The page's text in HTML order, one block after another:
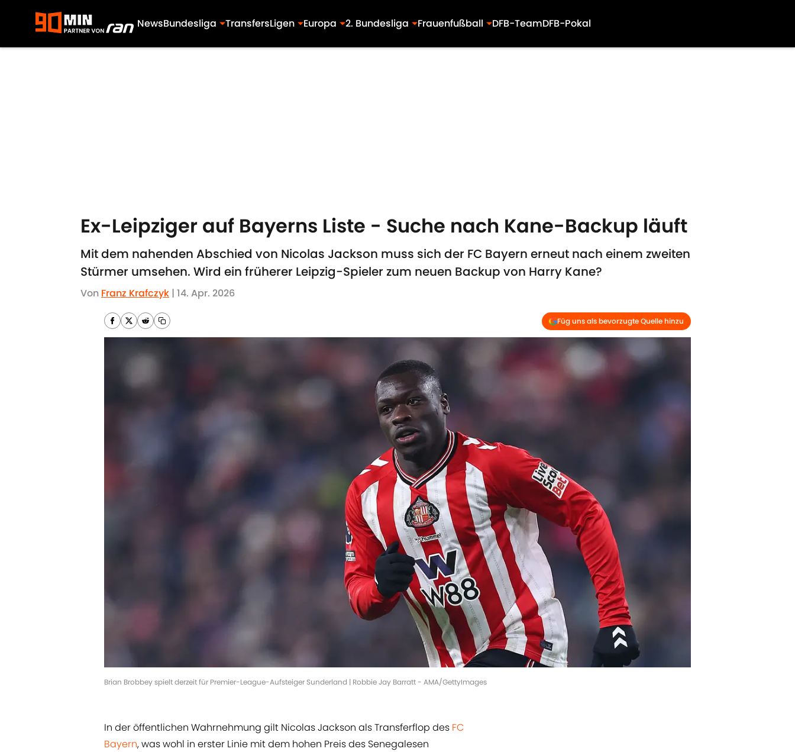
NewsBundesliga TransfersLigen Europa 2. Bundesliga Frauenfußball DFB-TeamDFB-Pokal
Ex-Leipziger auf Bayerns Liste - Suche nach Kane-Backup läuft
Mit dem nahenden Abschied von Nicolas Jackson muss sich der FC Bayern erneut nach einem zweiten
Stürmer umsehen. Wird ein früherer Leipzig-Spieler zum neuen Backup von Harry Kane?
Von Franz Krafczyk | 14. Apr. 2026
Füg uns als bevorzugte Quelle hinzu
Brian Brobbey spielt derzeit für Premier-League-Aufsteiger Sunderland | Robbie Jay Barratt - AMA/GettyImages
In der öffentlichen Wahrnehmung gilt Nicolas Jackson als Transferflop des FC
Bayern, was wohl in erster Linie mit dem hohen Preis des Senegalesen